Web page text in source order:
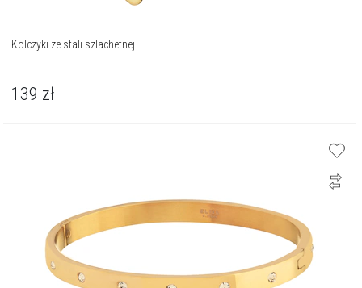
Kolczyki ze stali szlachetnej
139 zł